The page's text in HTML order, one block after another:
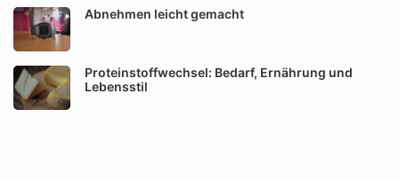
Abnehmen leicht gemacht
Proteinstoffwechsel: Bedarf, Ernährung und
Lebensstil